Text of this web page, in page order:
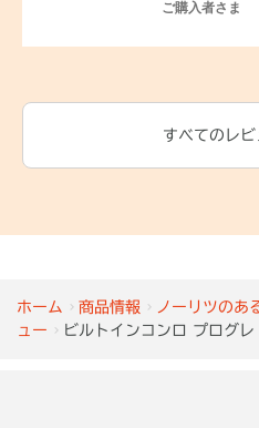
ホーム 商品情報 ノーリツのあ
ュー
ビルトインコンロ プログレ
すべてのレ